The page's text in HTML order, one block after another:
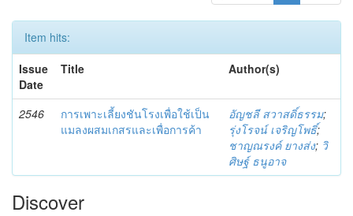
Item hits:
Issue
Date
Title Author(s)
2546
การเพาะเลี้ยงชันโรงเพื่อใช้เป็น
แมลงผสมเกสรและเพื่อการค้า
อัญชลี สวาสดิ์ธรรม;
รุ่งโรจน์ เจริญโพธิ์;
ชาญณรงค์ ยางส่ง; วิ
ศิษฐ์ ธนูอาจ
Discover